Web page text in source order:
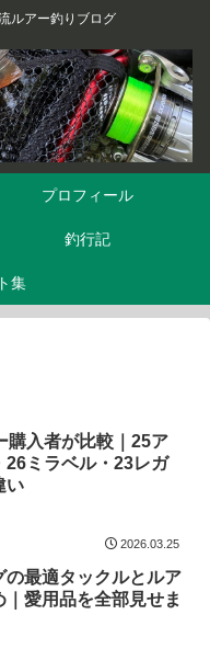
ルアー釣りブログ
プロフィール
釣行記
集
購入者が比較｜25ア
26ミラベル・23レガ
い
2026.03.25
の最適タックルとルア
｜愛用品を全部見せま